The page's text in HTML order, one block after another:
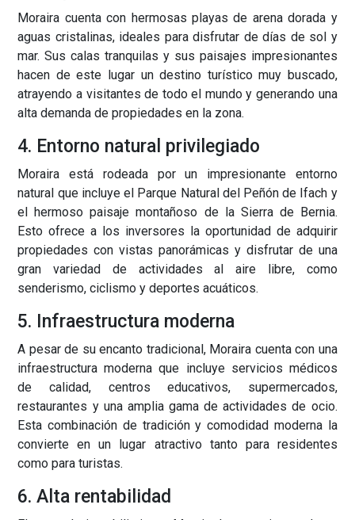
Moraira cuenta con hermosas playas de arena dorada y
aguas cristalinas, ideales para disfrutar de días de sol y
mar. Sus calas tranquilas y sus paisajes impresionantes
hacen de este lugar un destino turístico muy buscado,
atrayendo a visitantes de todo el mundo y generando una
alta demanda de propiedades en la zona.
4. Entorno natural privilegiado
Moraira está rodeada por un impresionante entorno
natural que incluye el Parque Natural del Peñón de Ifach y
el hermoso paisaje montañoso de la Sierra de Bernia.
Esto ofrece a los inversores la oportunidad de adquirir
propiedades con vistas panorámicas y disfrutar de una
gran variedad de actividades al aire libre, como
senderismo, ciclismo y deportes acuáticos.
5. Infraestructura moderna
A pesar de su encanto tradicional, Moraira cuenta con una
infraestructura moderna que incluye servicios médicos
de calidad, centros educativos, supermercados,
restaurantes y una amplia gama de actividades de ocio.
Esta combinación de tradición y comodidad moderna la
convierte en un lugar atractivo tanto para residentes
como para turistas.
6. Alta rentabilidad